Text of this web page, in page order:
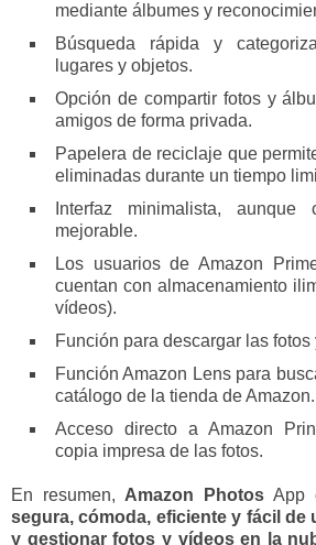
mediante álbumes y
Búsqueda rápida y
lugares y objetos.
Opción de compartir fotos y
amigos de forma privada.
Papelera de reciclaje que
eliminadas durante un tiempo
Interfaz minimalista, aunque
mejorable.
Los usuarios de Amazon
cuentan con almacenamiento
vídeos).
Función para descargar las fotos
Función Amazon Lens para
catálogo de la tienda de Amazon.
Acceso directo a Amazon
copia impresa de las fotos.
En resumen,Amazon Photos App
segura, cómoda, eficiente y fácil de
y gestionar fotos y vídeos en la